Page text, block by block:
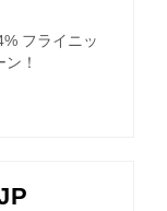
フライニッ
！